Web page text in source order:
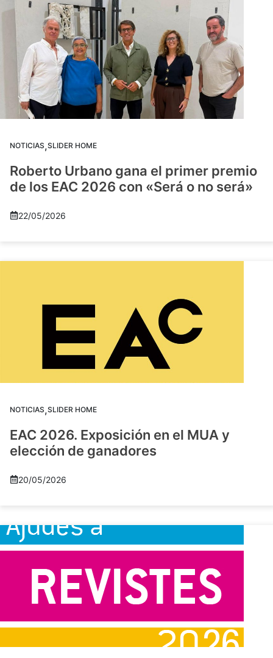
NOTICIAS,SLIDER HOME
Roberto Urbano gana el primer premio
de los EAC 2026 con «Será o no será»
22/05/2026
NOTICIAS,SLIDER HOME
EAC 2026. Exposición en el MUA y
elección de ganadores
20/05/2026